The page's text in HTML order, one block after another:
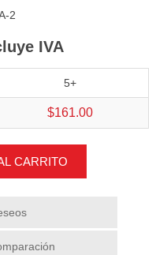
2
IVA
5+
$161.00
CARRITO